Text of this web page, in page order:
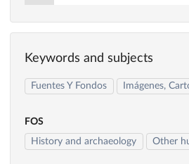
Keywords and subjects
Fuentes Y Fondos Imágenes,
FOS
History and archaeology
Other